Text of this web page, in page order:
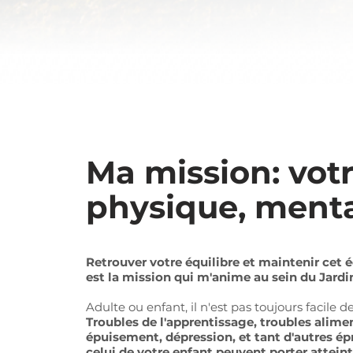
Ma mission:
physique,
Retrouver votre équilibre et maintenir cet
est la mission qui m'anime au sein du
Adulte ou enfant, il n'est pas toujours facile
Troubles de l'apprentissage, troubles
épuisement, dépression, et tant d'autres